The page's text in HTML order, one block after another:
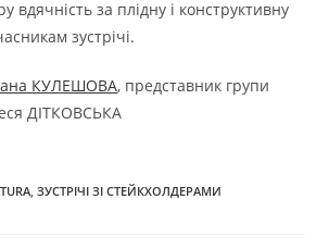
за плідну і конструктивну
зустрічі.
КУЛЕШОВА, представник групи
ДІТКОВСЬКА
ЗУСТРІЧІ ЗІ СТЕЙКХОЛДЕРАМИ